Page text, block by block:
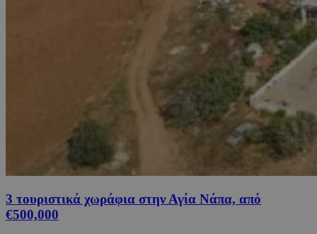
3 τουριστικά χωράφια στην Αγία Νάπα, από
€500,000